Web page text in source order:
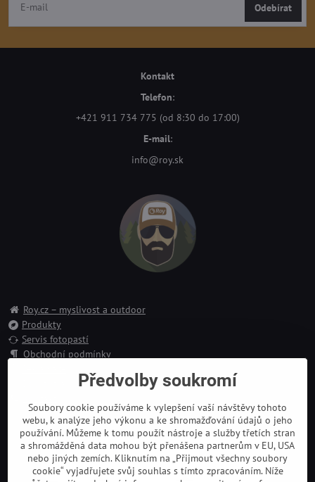
Odebírat
Kontakt
Telefon:
+421 911 734 775 (od 8:30 do 17:00)
E-mail:
info@roy.sk
Roy.cz – myslivost a outdoor
Produkty
Servis fotopastí
Obchodní podmínky
Doprava a platbaPředvolby soukromí
Soubory cookie používáme k vylepšení vaší návštěvy tohoto
webu, k analýze jeho výkonu a ke shromažďování údajů o jeho
používání. Můžeme k tomu použít nástroje a služby třetích stran
a shromážděná data mohou být přenášena partnerům v EU, USA
nebo jiných zemích. Kliknutím na „Přijmout všechny soubory
cookie“ vyjadřujete svůj souhlas s tímto zpracováním. Níže